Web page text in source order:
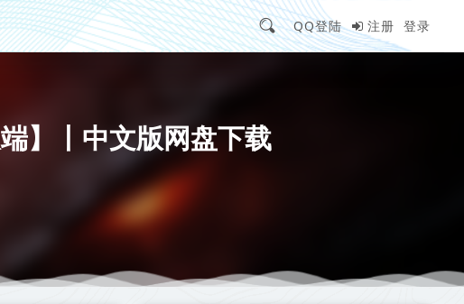
QQ登陆 注册 登录
】丨中文版网盘下载